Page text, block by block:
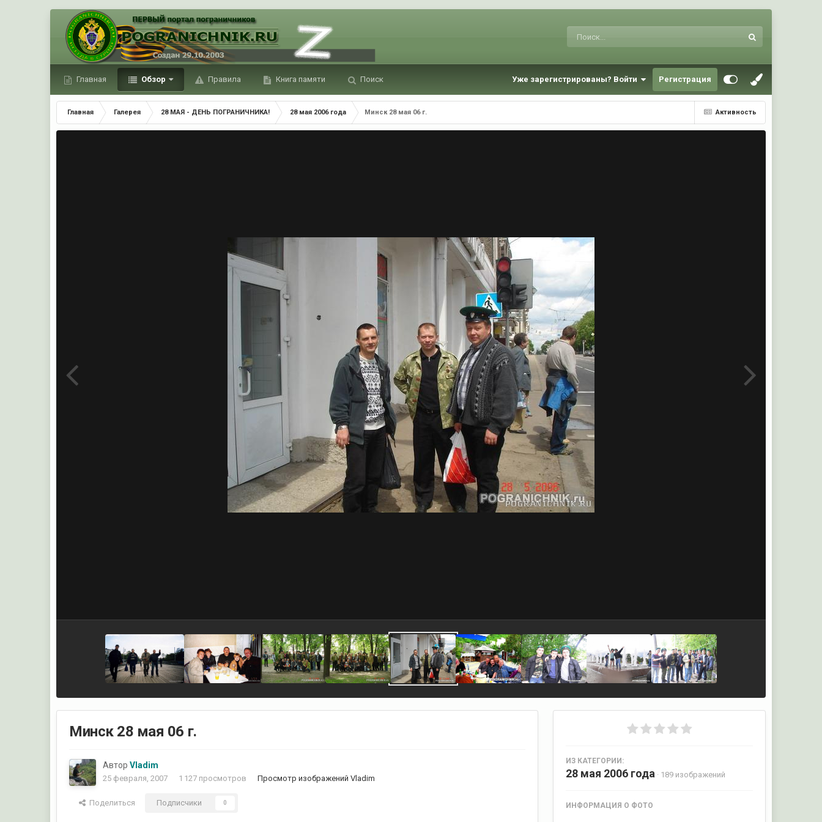
Главная Обзор Правила Книга памяти Поиск Уже зарегистрированы? Войти Регистрация
Активность
Главная Галерея 28 МАЯ - ДЕНЬ ПОГРАНИЧНИКА! 28 мая 2006 года Минск 28 мая 06 г.
Минск 28 мая 06 г.
АвторVladim
25 февраля, 2007 1 127 просмотров Просмотр изображений Vladim
Поделиться Подписчики 0
ИЗ КАТЕГОРИИ:
28 мая 2006 года · 189 изображений
ИНФОРМАЦИЯ О ФОТО